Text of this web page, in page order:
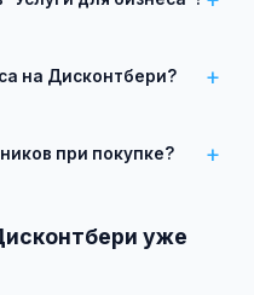
Первые объявления —
покупателей доступно
₽ в месяц.
на Дисконтбери?
договоритесь о
при покупке?
уже